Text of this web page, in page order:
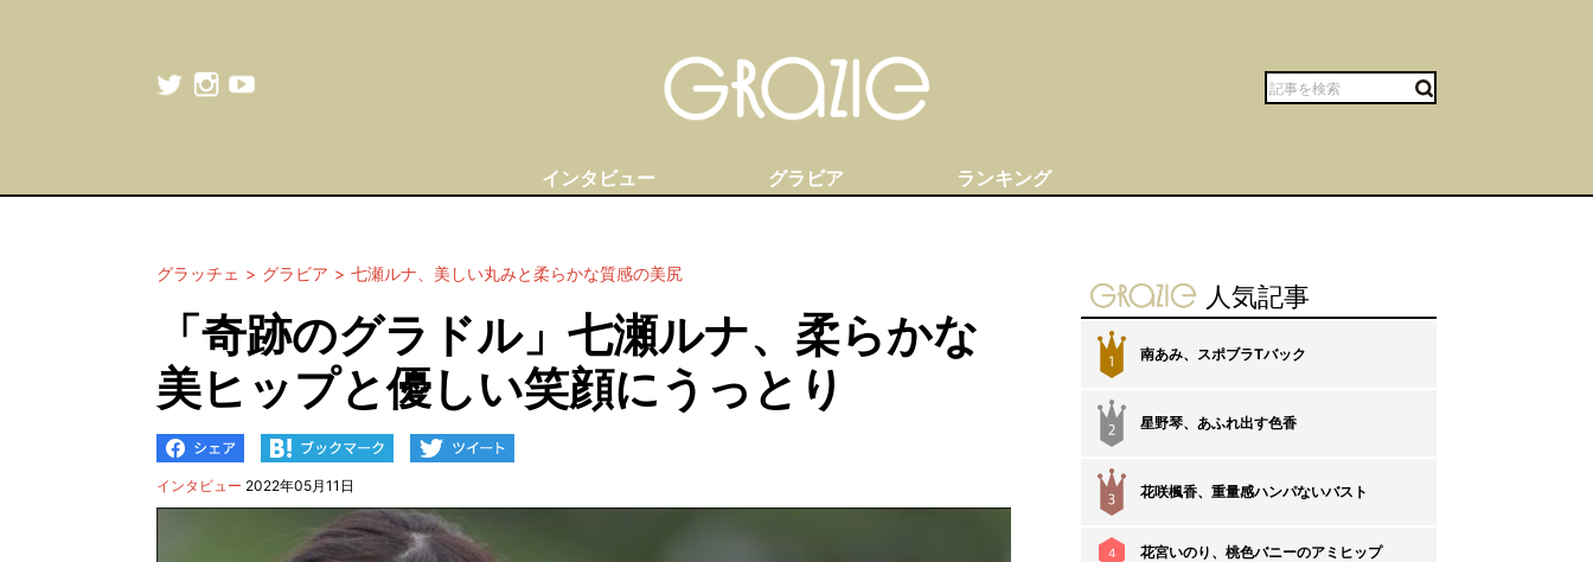
インタビュー グラビア ランキング
グラッチェ グラビア 七瀬ルナ、美しい丸みと柔らかな質感の美尻
「奇跡のグラドル」七瀬ルナ、柔らかな
美ヒップと優しい笑顔にうっとり
インタビュー 2022年05月11日
gravure-grazie
人気記事
1 南あみ、スポブラTバック
星野琴、あふれ出す色香
花咲楓香、重量感ハンパないバスト
4 花宮いのり、桃色バニーのアミヒップ